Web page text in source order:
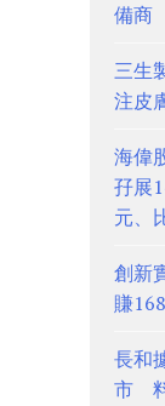
備商
三生
注皮
海偉
孖展
元、
創新
賺
長和
市